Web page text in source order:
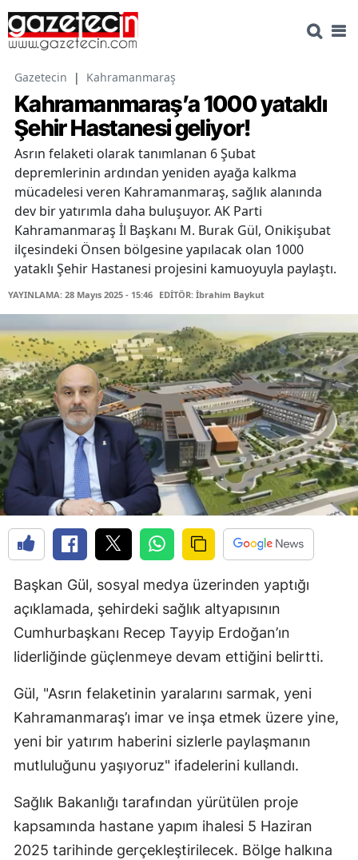
Gazetecin | Kahramanmaraş
Kahramanmaraş’a 1000 yataklı
Şehir Hastanesi geliyor!
Asrın felaketi olarak tanımlanan 6 Şubat
depremlerinin ardından yeniden ayağa kalkma
mücadelesi veren Kahramanmaraş, sağlık alanında
dev bir yatırımla daha buluşuyor. AK Parti
Kahramanmaraş İl Başkanı M. Burak Gül, Onikişubat
ilçesindeki Önsen bölgesine yapılacak olan 1000
yataklı Şehir Hastanesi projesini kamuoyuyla paylaştı.
YAYINLAMA: 28 Mayıs 2025 - 15:46 EDİTÖR: İbrahim Baykut
Başkan Gül, sosyal medya üzerinden yaptığı
açıklamada, şehirdeki sağlık altyapısının
Cumhurbaşkanı Recep Tayyip Erdoğan’ın
liderliğinde güçlenmeye devam ettiğini belirtti.
Gül, "Asrın felaketinin yaralarını sarmak, yeni
Kahramanmaraş’ı imar ve inşa etmek üzere yine,
yeni bir yatırım haberini sizlerle paylaşmanın
mutluluğunu yaşıyoruz" ifadelerini kullandı.
Sağlık Bakanlığı tarafından yürütülen proje
kapsamında hastane yapım ihalesi 5 Haziran
2025 tarihinde gerçekleştirilecek. Bölge halkına